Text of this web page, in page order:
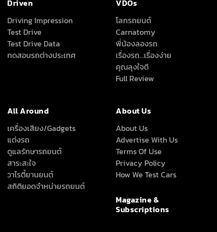
Driven
Driving Impression
Test Drive
Test Drive Data
ทดสอบรถต่างประเทศ
VDOs
โลกรถยนต์
Carnatomy
พี่น้องลองรถ
เรื่องรถ…เรื่องง่าย
คุณลุงใจดี
Full Review
All Around
เครื่องเสียง/Gadgets
แต่งรถ
ดูแลรักษารถยนต์
สาระสะใจ
วาไรตี้ยานยนต์
สถิติยอดจำหน่ายรถยนต์
About Us
About Us
Advertise With Us
Terms Of Use
Privacy Policy
How We Test Cars
Magazine &
Subscriptions